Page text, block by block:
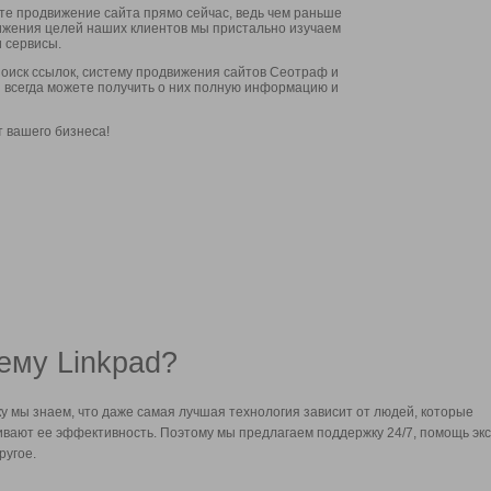
продвижение сайта прямо сейчас, ведь чем раньше
целей наших клиентов мы пристально изучаем
ссылок, систему продвижения сайтов Сеотраф и
можете получить о них полную информацию и
вашего бизнеса!
Linkpad?
мы знаем, что даже самая лучшая технология зависит от людей, которые
ее эффективность. Поэтому мы предлагаем поддержку 24/7, помощь